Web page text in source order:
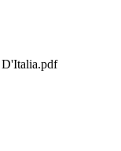
D'Italia.pdf